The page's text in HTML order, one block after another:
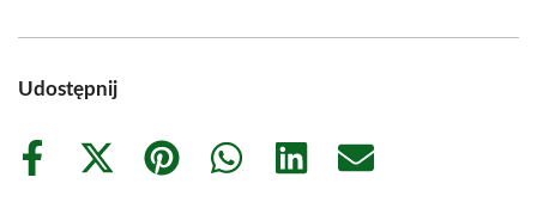
Udostępnij
Share
Share
Share
Share
Share
Share